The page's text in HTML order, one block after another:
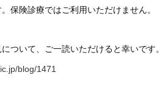
保険診療ではご利用いただけません。
ついて、ご一読いただけると幸いです。
blog/1471